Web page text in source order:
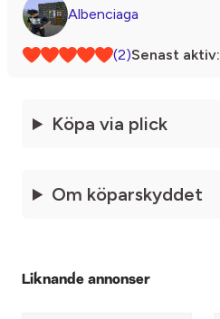
Albenciaga
(2)Senast aktiv:
Köpa via plick
Om köparskyddet
Liknande annonser